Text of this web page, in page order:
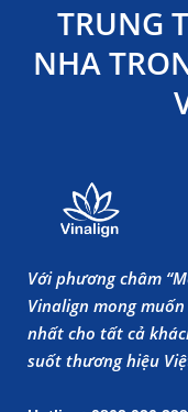
TRUNG
NHA
Với phương châm
Vinalign mong
nhất cho tất cả
suốt thương hiệu